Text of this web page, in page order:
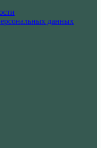
данных